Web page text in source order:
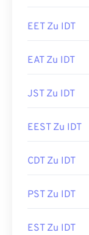
EET Zu IDT
EAT Zu IDT
JST Zu IDT
EEST Zu IDT
CDT Zu IDT
PST Zu IDT
EST Zu IDT